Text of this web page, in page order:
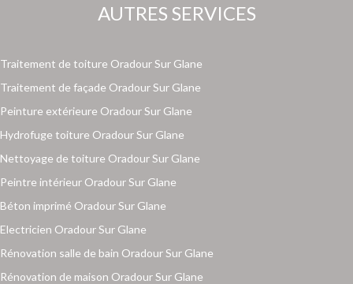
AUTRES SERVICES
Traitement de toiture Oradour Sur Glane
Traitement de façade Oradour Sur Glane
Peinture extérieure Oradour Sur Glane
Hydrofuge toiture Oradour Sur Glane
Nettoyage de toiture Oradour Sur Glane
Peintre intérieur Oradour Sur Glane
Béton imprimé Oradour Sur Glane
Electricien Oradour Sur Glane
Rénovation salle de bain Oradour Sur Glane
Rénovation de maison Oradour Sur Glane